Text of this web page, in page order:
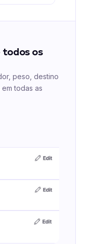
todos os
peso, destino
todas as